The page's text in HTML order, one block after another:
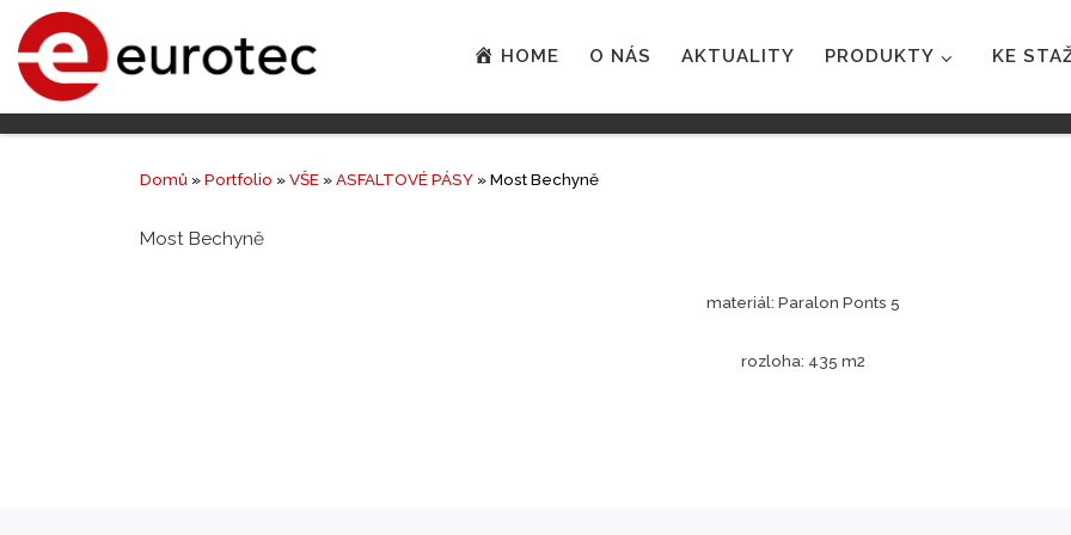
HOME O NÁS AKTUALITY PRODUKTY KE
Domů »Portfolio »VŠE »ASFALTOVÉ PÁSY »Most Bechyně
Most Bechyně
materiál: Paralon Ponts 5
rozloha: 435 m2